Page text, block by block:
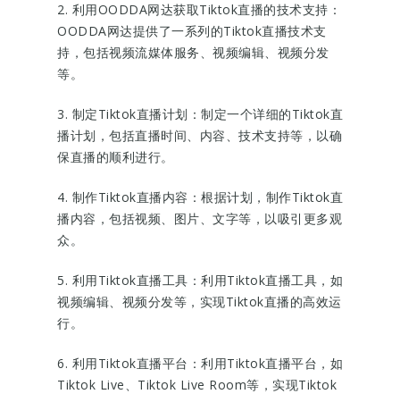
2. 利用OODDA网达获取Tiktok直播的技术支持：
OODDA网达提供了一系列的Tiktok直播技术支
持，包括视频流媒体服务、视频编辑、视频分发
等。
3. 制定Tiktok直播计划：制定一个详细的Tiktok直
播计划，包括直播时间、内容、技术支持等，以确
保直播的顺利进行。
4. 制作Tiktok直播内容：根据计划，制作Tiktok直
播内容，包括视频、图片、文字等，以吸引更多观
众。
5. 利用Tiktok直播工具：利用Tiktok直播工具，如
视频编辑、视频分发等，实现Tiktok直播的高效运
行。
6. 利用Tiktok直播平台：利用Tiktok直播平台，如
Tiktok Live、Tiktok Live Room等，实现Tiktok